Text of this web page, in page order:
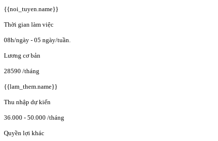
{{noi_tuyen.name}}
Thời gian làm việc
08h/ngày - 05 ngày/tuần.
Lương cơ bản
28590 /tháng
{{lam_them.name}}
Thu nhập dự kiến
36.000 - 50.000 /tháng
Quyền lợi khác